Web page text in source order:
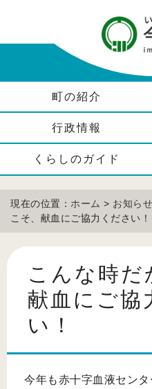
町の紹介
行政情報
くらしのガイド
現在の位置： ホーム > お知らせ
こそ、献血にご協力ください！
こんな時だ
献血にご協
い！
今年も赤十字血液セン